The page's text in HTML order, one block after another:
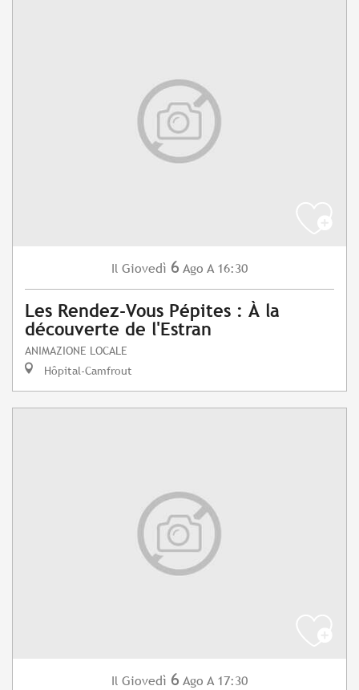
Il Giovedì 6 Ago A 16:30
Les Rendez-Vous Pépites : À la
découverte de l'Estran
ANIMAZIONE LOCALE
Hôpital-Camfrout
Il Giovedì 6 Ago A 17:30